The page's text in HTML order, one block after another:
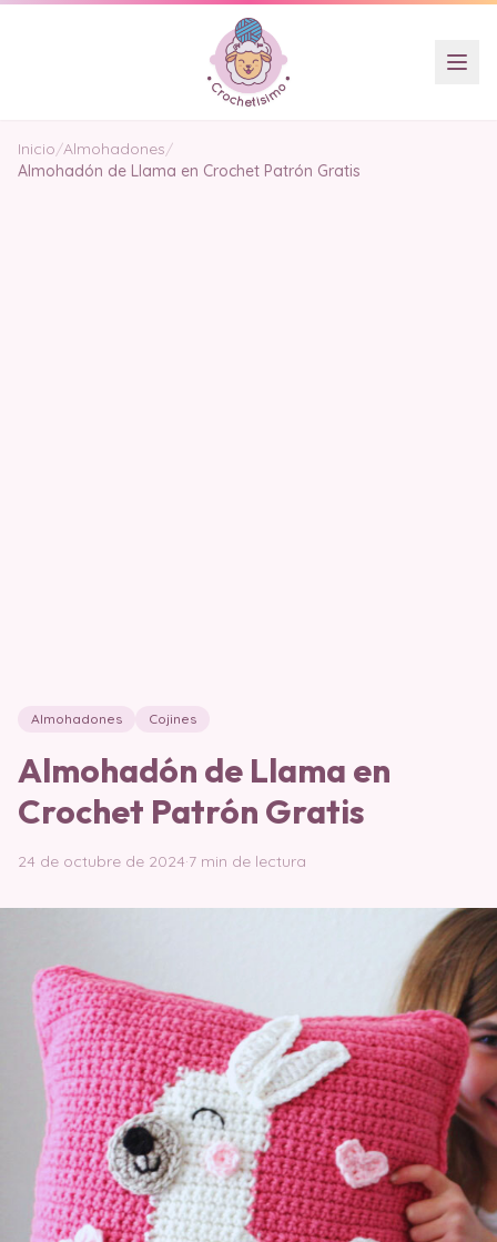
Inicio/Almohadones/
Almohadón de Llama en Crochet Patrón Gratis
Almohadones Cojines
Almohadón de Llama en
Crochet Patrón Gratis
24 de octubre de 2024·7 min de lectura